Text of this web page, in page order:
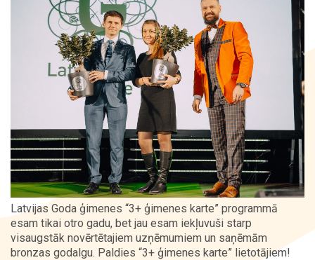
Pakalpojumi Astarte Bizness
Vairumtirdzniecība Par ASTARTE
Kontakti
Latvijas Goda ģimenes “3+ ģimenes karte” programmā
esam tikai otro gadu, bet jau esam iekļuvuši starp
visaugstāk novērtētajiem uzņēmumiem un saņēmām
bronzas godalgu. Paldies “3+ ģimenes karte” lietotājiem!